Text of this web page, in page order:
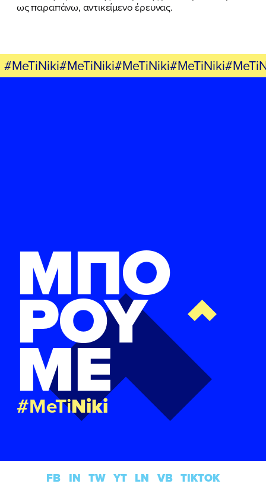
ως παραπάνω, αντικείμενο έρευνας.
ΜΠΟ
ΡΟΥ
ΜΕ
#MeTiNiki
FB IN TW YT LN VB TIKTOK